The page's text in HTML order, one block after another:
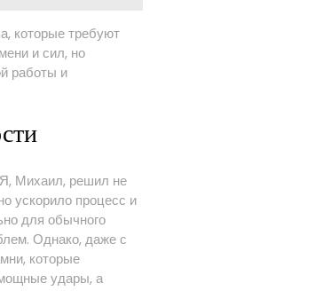
которые требуют
и сил, но
работы и
Я, Михаил, решил не
ускорило процесс и
для обычного
Однако, даже с
которые
удары, а